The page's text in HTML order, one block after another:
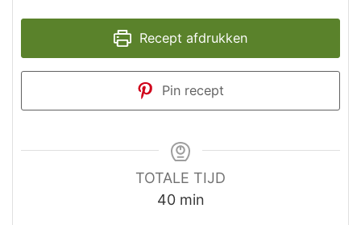
Recept afdrukken
Pin recept
TOTALE TIJD
40minuten
min